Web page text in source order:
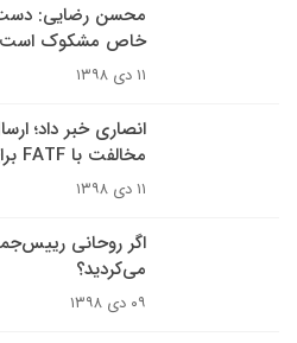
خاص مشکوک است
۱۱ دی ۱۳۹۸
انصاری خبر داد؛
مخالفت با FATF برای موافقانش
۱۱ دی ۱۳۹۸
می‌کردید؟
۰۹ دی ۱۳۹۸